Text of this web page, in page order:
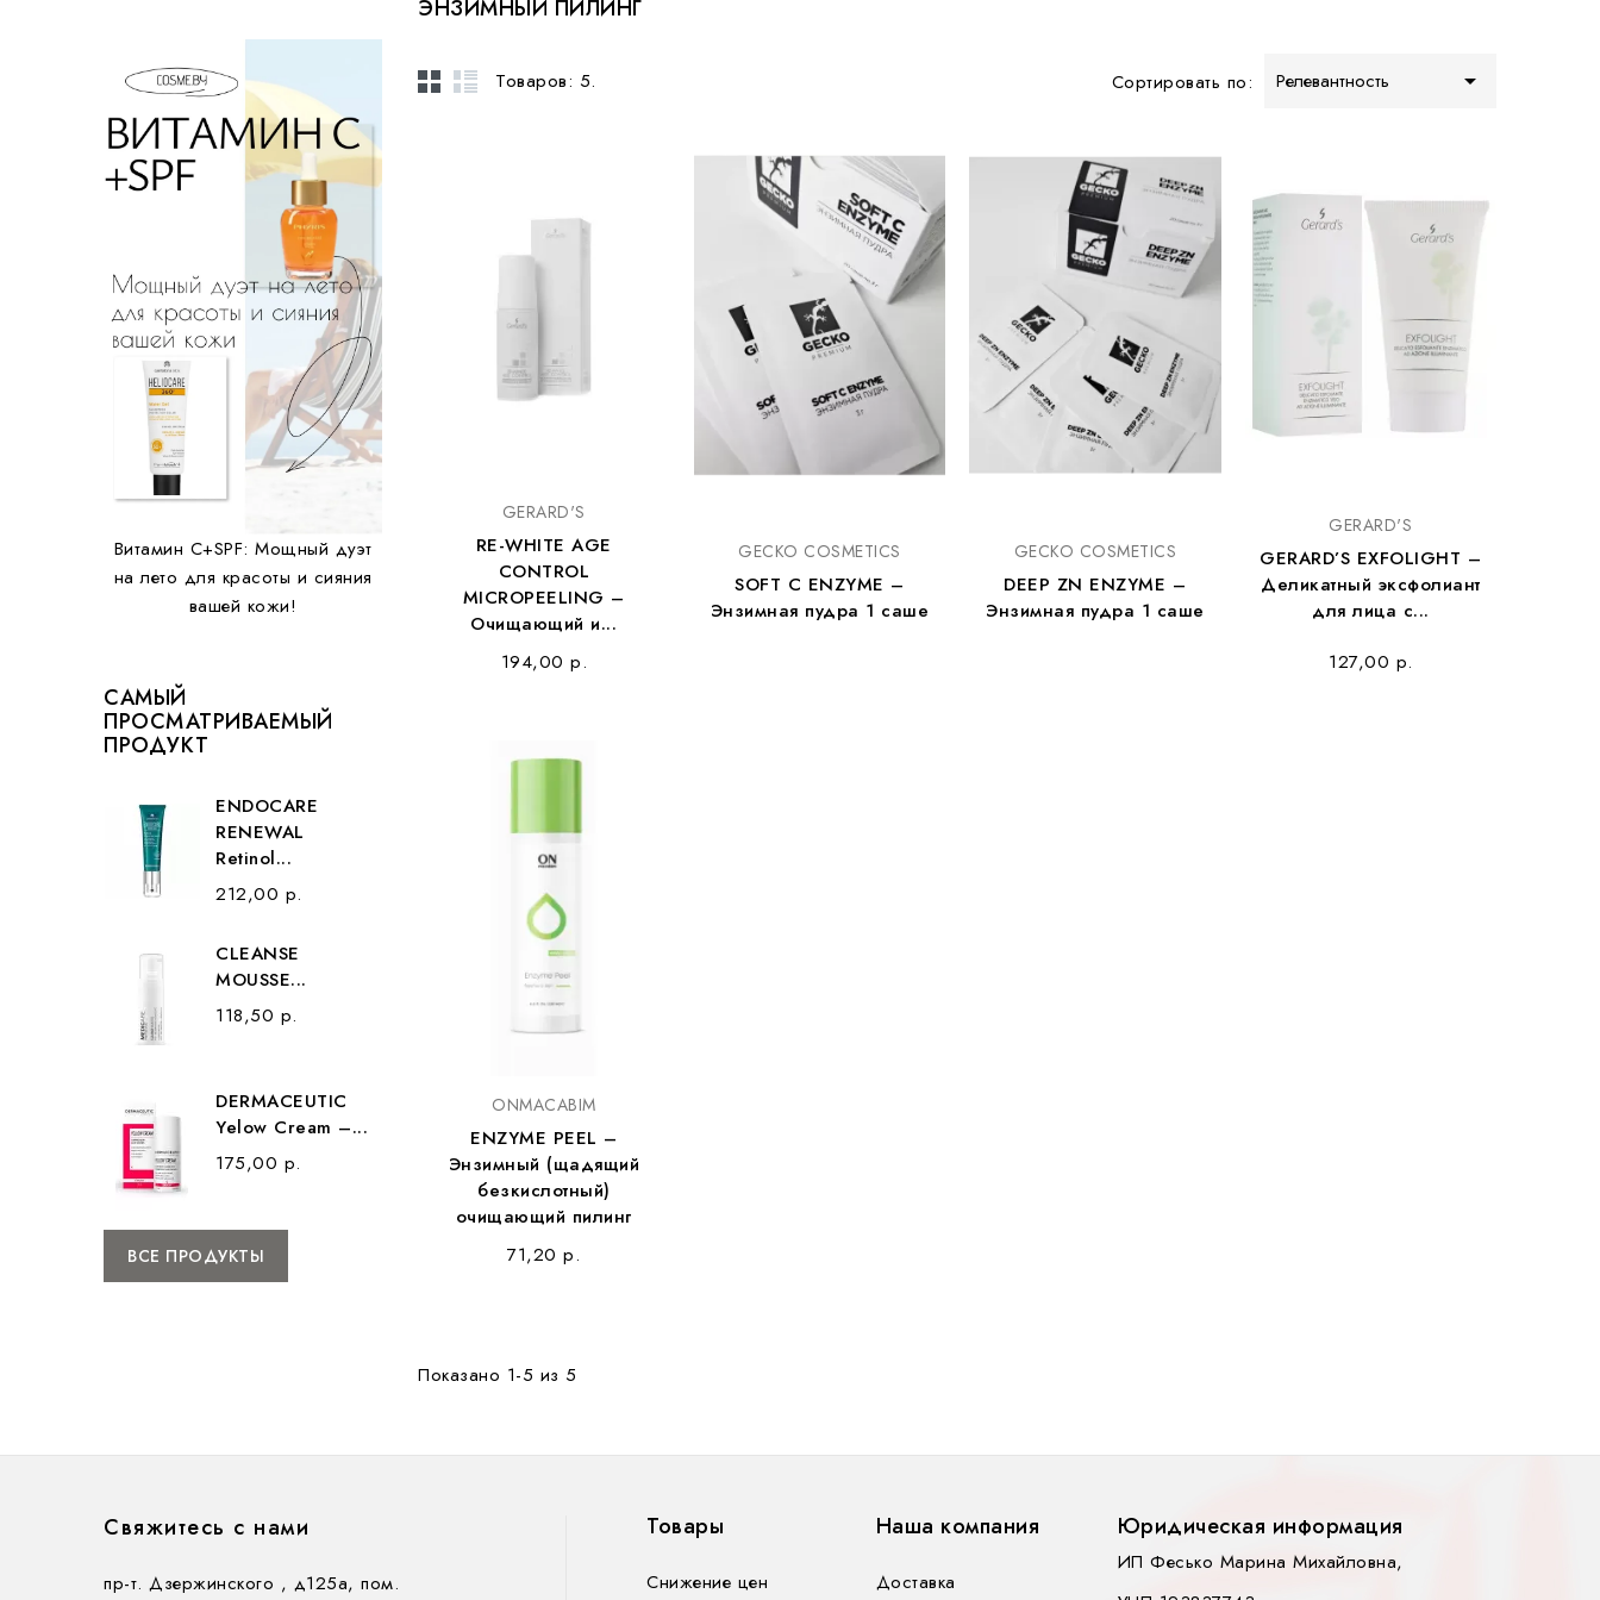
Витамин С+SPF: Мощный дуэт
на лето для красоты и сияния
вашей кожи!
САМЫЙ
ПРОСМАТРИВАЕМЫЙ
ПРОДУКТ
ENDOCARE
RENEWAL
Retinol...
212,00 р.
CLEANSE
MOUSSE...
118,50 р.
DERMACEUTIC
Yelow Cream –...
175,00 р.
ВСЕ ПРОДУКТЫ
ЭНЗИМНЫЙ ПИЛИНГ
Товаров: 5. Сортировать по: Релевантность 
GERARD'S
RE-WHITE AGE
CONTROL
MICROPEELING –
Очищающий и...
194,00 р.
GECKO COSMETICS
SOFT C ENZYME –
Энзимная пудра 1 саше
GECKO COSMETICS
DEEP ZN ENZYME –
Энзимная пудра 1 саше
GERARD'S
GERARD’S EXFOLIGHT –
Деликатный эксфолиант
для лица с...
127,00 р.
ONMACABIM
ENZYME PEEL –
Энзимный (щадящий
безкислотный)
очищающий пилинг
71,20 р.
Показано 1-5 из 5
Свяжитесь с нами
пр-т. Дзержинского , д125а, пом.
Товары
Снижение цен
Наша компания
Доставка
Юридическая информация
ИП Фесько Марина Михайловна,